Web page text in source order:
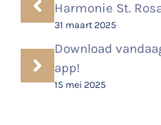
Harmonie St.
31 maart 2025
Download
app!
15 mei 2025